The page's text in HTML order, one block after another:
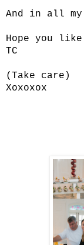
And in all my
Hope you
TC
(Take care)
Xoxoxox